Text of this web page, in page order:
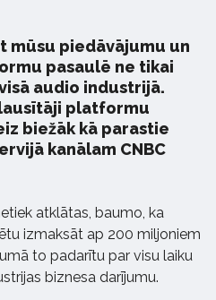
mūsu piedāvājumu un
pasaulē ne tikai
audio industrijā.
platformu
biežāk kā parastie
kanālam CNBC
atklātas, baumo, ka
izmaksāt ap 200 miljoniem
to padarītu par visu laiku
biznesa darījumu.